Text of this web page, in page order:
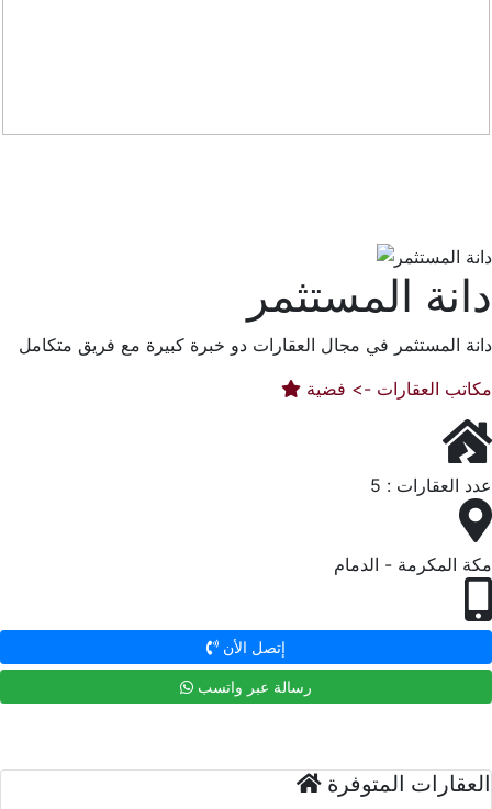
دانة المستثمر
دانة المستثمر في مجال العقارات دو خبرة كبيرة مع فريق متكامل
مكاتب العقارات -> فضية
عدد العقارات : 5
مكة المكرمة - الدمام
إتصل الأن
رسالة عبر واتسب
العقارات المتوفرة